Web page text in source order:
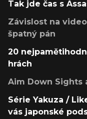
Tak jde čas s
Závislost na
špatný pán
20
hrách
Aim Down Sights
Série Yakuza /
vás japonské